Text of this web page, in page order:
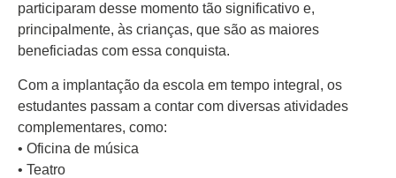
Portal Acre
Expediente
Política de
privacidade
Fale com
Portal Acre
participaram desse momento tão significativo e,
principalmente, às crianças, que são as maiores
beneficiadas com essa conquista.
Com a implantação da escola em tempo integral, os
estudantes passam a contar com diversas atividades
complementares, como:
• Oficina de música
• Teatro